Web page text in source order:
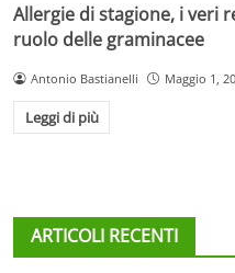
Allergie di stagione, i veri
ruolo delle graminacee
Antonio Bastianelli Maggio 1,
Leggi di più
ARTICOLI RECENTI